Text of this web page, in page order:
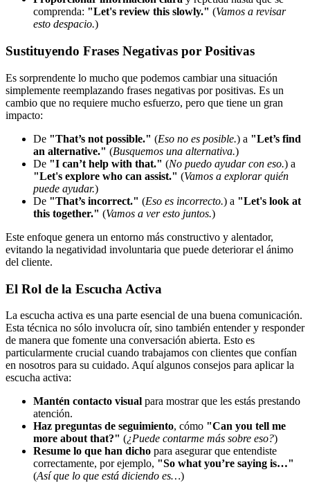
comprenda: "Let's review this slowly." (Vamos a revisar
esto despacio.)
Sustituyendo Frases Negativas por Positivas
Es sorprendente lo mucho que podemos cambiar una situación
simplemente reemplazando frases negativas por positivas. Es un
cambio que no requiere mucho esfuerzo, pero que tiene un gran
impacto:
De "That’s not possible." (Eso no es posible.) a "Let’s find
an alternative." (Busquemos una alternativa.)
De "I can’t help with that." (No puedo ayudar con eso.) a
"Let's explore who can assist." (Vamos a explorar quién
puede ayudar.)
De "That’s incorrect." (Eso es incorrecto.) a "Let's look at
this together." (Vamos a ver esto juntos.)
Este enfoque genera un entorno más constructivo y alentador,
evitando la negatividad involuntaria que puede deteriorar el ánimo
del cliente.
El Rol de la Escucha Activa
La escucha activa es una parte esencial de una buena comunicación.
Esta técnica no sólo involucra oír, sino también entender y responder
de manera que fomente una conversación abierta. Esto es
particularmente crucial cuando trabajamos con clientes que confían
en nosotros para su cuidado. Aquí algunos consejos para aplicar la
escucha activa:
Mantén contacto visual para mostrar que les estás prestando
atención.
Haz preguntas de seguimiento, cómo "Can you tell me
more about that?" (¿Puede contarme más sobre eso?)
Resume lo que han dicho para asegurar que entendiste
correctamente, por ejemplo, "So what you’re saying is…"
(Así que lo que está diciendo es…)